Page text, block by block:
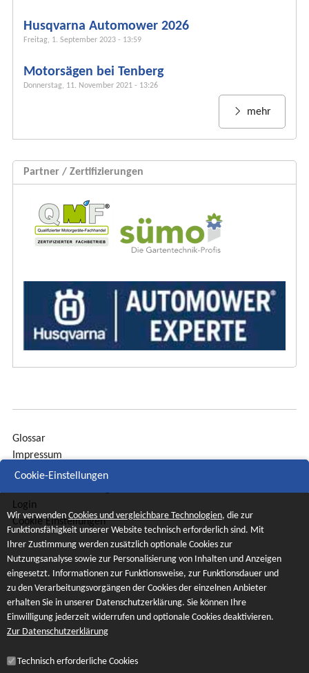
r
m
l
a
Husqvarna Automower 2026
Freitag, 1. September 2023 - 13:59
Motorsägen bei Tenberg
Donnerstag, 11. November 2021 - 13:26
mehr
Partner / Zertifizierungen
Glossar
Impressum
Sitemap
Login
Cookie Einstellungen
Cookie-Einstellungen
Wir verwenden Cookies und vergleichbare Technologien, die zur
Funktionsfähigkeit unserer Website technisch erforderlich sind. Mit
Ihrer Zustimmung werden zusätzlich optionale Cookies zur
Nutzungsanalyse sowie zur Personalisierung von Inhalten und Anzeigen
eingesetzt. Informationen zur Funktionsweise, zur Funktionsdauer und
zu den Verarbeitungsvorgängen der Cookies der einzelnen Anbieter
erhalten Sie in unserer Datenschutzerklärung. Sie können Ihre
Einwilligung jederzeit widerrufen und optionale Cookies deaktivieren.
Zur Datenschutzerklärung
Technisch erforderliche Cookies